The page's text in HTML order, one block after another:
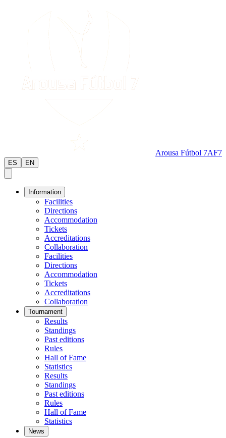
Arousa Fútbol 7AF7
ES EN
Information
Facilities
Directions
Accommodation
Tickets
Accreditations
Collaboration
Facilities
Directions
Accommodation
Tickets
Accreditations
Collaboration
Tournament
Results
Standings
Past editions
Rules
Hall of Fame
Statistics
Results
Standings
Past editions
Rules
Hall of Fame
Statistics
News